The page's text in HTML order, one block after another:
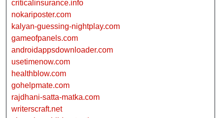
criticalinsurance.info
nokariposter.com
kalyan-guessing-nightplay.com
gameofpanels.com
androidappsdownloader.com
usetimenow.com
healthblow.com
gohelpmate.com
rajdhani-satta-matka.com
writerscraft.net